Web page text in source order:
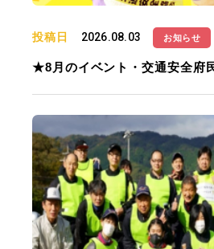
投稿日 2026.08.03 お知らせ
★8月のイベント・交通安全府